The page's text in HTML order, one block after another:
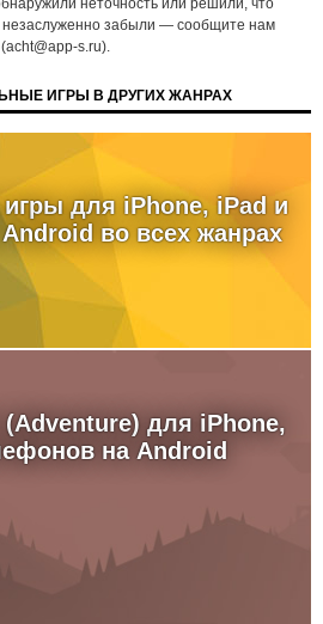
неточность или решили, что
незаслуженно забыли — сообщите нам
(acht@app-s.ru).
ИГРЫ В ДРУГИХ ЖАНРАХ
для iPhone, iPad и
во всех жанрах
для iPhone,
на Android